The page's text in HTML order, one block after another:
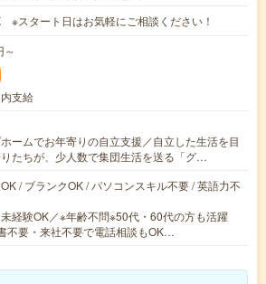
※スタート日はお気軽にご相談ください！
～
支給
ームでお年寄りの自立支援／自立した生活を目
たちが、少人数で集団生活を送る「グ…
/ ブランクOK / パソコンスキル不要 / 英語力不
経験OK／※年齢不問※50代・60代の方も活躍
不要・来社不要で電話相談もOK…